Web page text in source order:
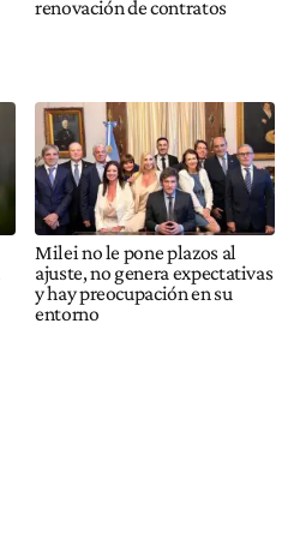
renovación de contratos
Milei no le pone plazos al
ajuste, no genera expectativas
y hay preocupación en su
entorno